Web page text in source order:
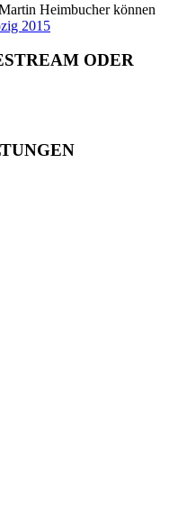
Heimbucher können
2015
ODER